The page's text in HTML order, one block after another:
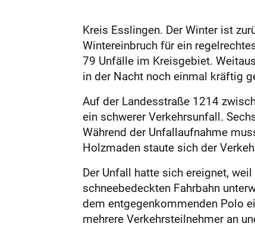
Kreis Esslingen. Der Winter ist
Wintereinbruch für ein
79 Unfälle im Kreisgebiet.
in der Nacht noch einmal kräftig
Auf der Landesstraße 1214
ein schwerer Verkehrsunfall.
Während der Unfallaufnahme
Holzmaden staute sich der
Der Unfall hatte sich ereignet,
schneebedeckten Fahrbahn
dem entgegenkommenden Polo
mehrere Verkehrsteilnehmer an